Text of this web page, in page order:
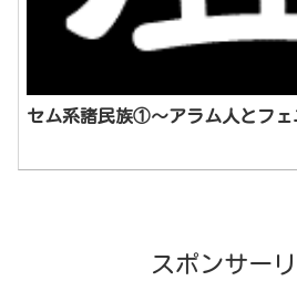
セム系諸民族①～アラム人とフェ
スポンサー